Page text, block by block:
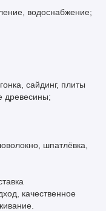
водоснабжение;
сайдинг, плиты
древесины;
шпатлёвка,
качественное